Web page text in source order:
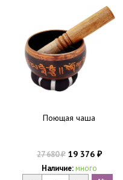
Поющая чаша
27 680₽19 376 ₽
Наличие: много